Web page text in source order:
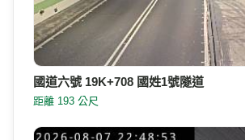
國道六號 19K+708 國姓1號隧道
距離 193 公尺